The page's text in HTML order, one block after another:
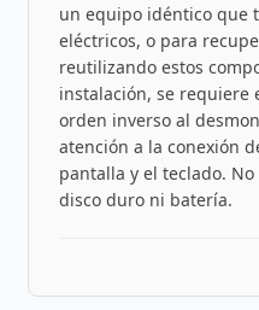
un equipo idéntico que
eléctricos, o para
reutilizando estos
instalación, se requiere
orden inverso al
atención a la conexión
pantalla y el teclado.
disco duro ni batería.